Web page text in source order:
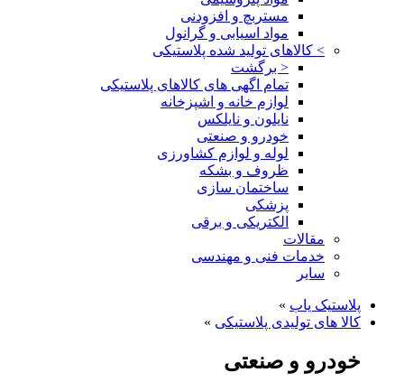
مستربچ و افزودنی
مواد اسیابی و گرانول
> کالاهای تولید شده پلاستیکی
< برگشت
تمام اگهی های کالاهای پلاستیکی
لوازم خانه و اشپزخانه
نایلون و نایلکس
خودرو و صنعتی
لوله و لوازم کشاورزی
ظروف و بشکه
ساختمان سازی
پزشکی
الکتریکی و برقی
مقالات
خدمات فنی و مهندسی
سایر
پلاستیک یاب »
کالا های تولیدی پلاستیکی »
خودرو و صنعتی